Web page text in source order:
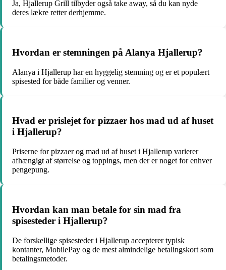
Ja, Hjallerup Grill tilbyder også take away, så du kan nyde
deres lækre retter derhjemme.
Hvordan er stemningen på Alanya Hjallerup?
Alanya i Hjallerup har en hyggelig stemning og er et populært
spisested for både familier og venner.
Hvad er prislejet for pizzaer hos mad ud af huset
i Hjallerup?
Priserne for pizzaer og mad ud af huset i Hjallerup varierer
afhængigt af størrelse og toppings, men der er noget for enhver
pengepung.
Hvordan kan man betale for sin mad fra
spisesteder i Hjallerup?
De forskellige spisesteder i Hjallerup accepterer typisk
kontanter, MobilePay og de mest almindelige betalingskort som
betalingsmetoder.